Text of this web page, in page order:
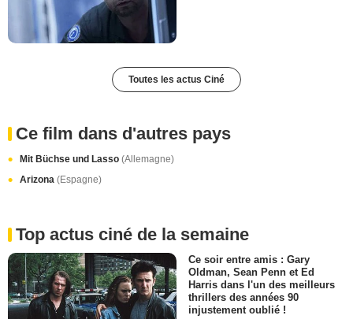
Toutes les actus Ciné
Ce film dans d'autres pays
Mit Büchse und Lasso (Allemagne)
Arizona (Espagne)
Top actus ciné de la semaine
Ce soir entre amis : Gary
Oldman, Sean Penn et Ed
Harris dans l'un des meilleurs
thrillers des années 90
injustement oublié !